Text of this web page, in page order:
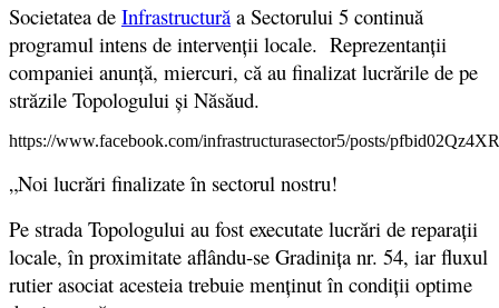
Societatea de Infrastructură a Sectorului 5 continuă
programul intens de intervenții locale. Reprezentanții
companiei anunță, miercuri, că au finalizat lucrările de pe
străzile Topologului și Năsăud.
https://www.facebook.com/infrastructurasector5/posts/
„Noi lucrări finalizate în sectorul nostru!
Pe strada Topologului au fost executate lucrări de reparații
locale, în proximitate aflându-se Gradinița nr. 54, iar fluxul
rutier asociat acesteia trebuie menținut în condiții optime